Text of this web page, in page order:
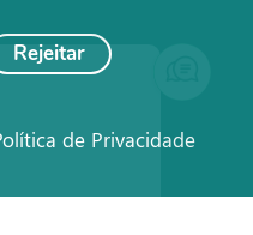
Rejeitar
de Privacidade